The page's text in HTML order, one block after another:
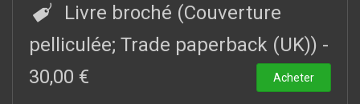
Livre broché (Couverture
pelliculée; Trade paperback (UK)) -
30,00 €
Acheter